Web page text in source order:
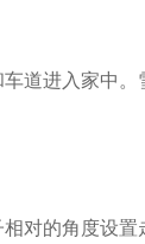
道进入家中
对的角度设